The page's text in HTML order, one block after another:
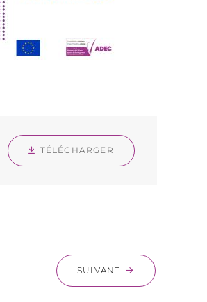
TÉLÉCHARGER
SUIVANT